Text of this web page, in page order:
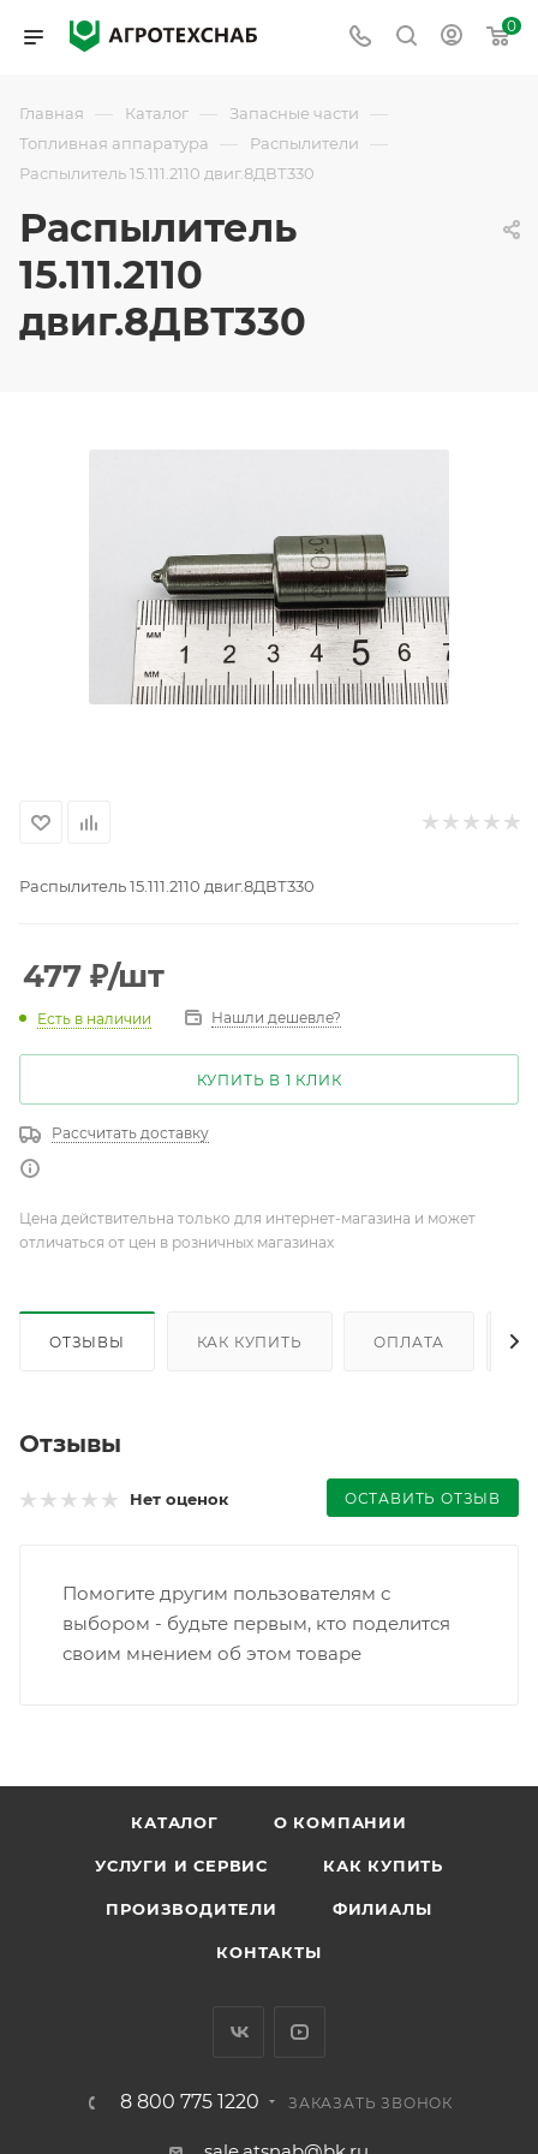
0
Главная — Каталог — Запасные части —
Топливная аппаратура — Распылители —
Распылитель 15.111.2110 двиг.8ДВТ330
Распылитель
15.111.2110
двиг.8ДВТ330
Распылитель 15.111.2110 двиг.8ДВТ330
477 ₽/шт
Есть в наличии Нашли дешевле?
КУПИТЬ В 1 КЛИК
Рассчитать доставку
Цена действительна только для интернет-магазина и может
отличаться от цен в розничных магазинах
ОТЗЫВЫ КАК КУПИТЬ ОПЛАТА
Отзывы
Нет оценок ОСТАВИТЬ ОТЗЫВ
Помогите другим пользователям с
выбором - будьте первым, кто поделится
своим мнением об этом товаре
КАТАЛОГ О КОМПАНИИ
УСЛУГИ И СЕРВИС КАК КУПИТЬ
ПРОИЗВОДИТЕЛИ ФИЛИАЛЫ
КОНТАКТЫ
8 800 775 1220 ЗАКАЗАТЬ ЗВОНОК